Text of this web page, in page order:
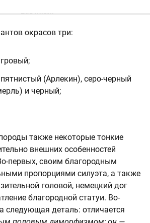
окрасов три:
(Арлекин), серо-черный
и черный;
также некоторые тонкие
внешних особенностей
первых, своим благородным
пропорциями силуэта, а также
головой, немецкий дог
благородной статуи. Во-
следующая деталь: отличается